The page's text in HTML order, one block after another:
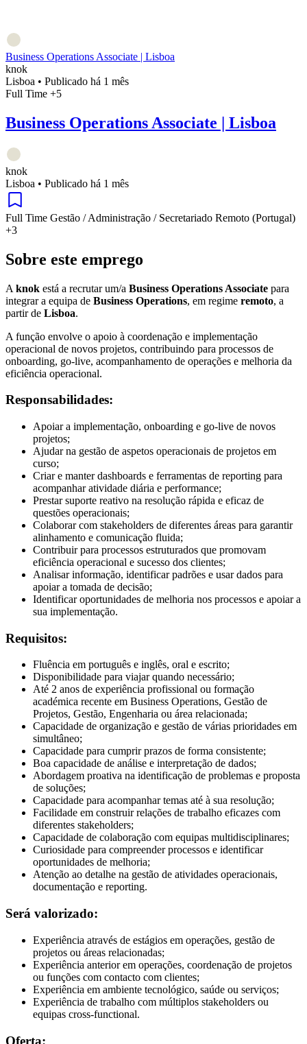
Business Operations Associate | Lisboa
knok
Lisboa • Publicado há 1 mês
Full Time +5
Business Operations Associate | Lisboa
knok
Lisboa • Publicado há 1 mês
Full Time Gestão / Administração / Secretariado Remoto (Portugal)
+3
Sobre este emprego
A knok está a recrutar um/a Business Operations Associate para
integrar a equipa de Business Operations, em regime remoto, a
partir de Lisboa.
A função envolve o apoio à coordenação e implementação
operacional de novos projetos, contribuindo para processos de
onboarding, go-live, acompanhamento de operações e melhoria da
eficiência operacional.
Responsabilidades:
Apoiar a implementação, onboarding e go-live de novos
projetos;
Ajudar na gestão de aspetos operacionais de projetos em
curso;
Criar e manter dashboards e ferramentas de reporting para
acompanhar atividade diária e performance;
Prestar suporte reativo na resolução rápida e eficaz de
questões operacionais;
Colaborar com stakeholders de diferentes áreas para garantir
alinhamento e comunicação fluida;
Contribuir para processos estruturados que promovam
eficiência operacional e sucesso dos clientes;
Analisar informação, identificar padrões e usar dados para
apoiar a tomada de decisão;
Identificar oportunidades de melhoria nos processos e apoiar a
sua implementação.
Requisitos:
Fluência em português e inglês, oral e escrito;
Disponibilidade para viajar quando necessário;
Até 2 anos de experiência profissional ou formação
académica recente em Business Operations, Gestão de
Projetos, Gestão, Engenharia ou área relacionada;
Capacidade de organização e gestão de várias prioridades em
simultâneo;
Capacidade para cumprir prazos de forma consistente;
Boa capacidade de análise e interpretação de dados;
Abordagem proativa na identificação de problemas e proposta
de soluções;
Capacidade para acompanhar temas até à sua resolução;
Facilidade em construir relações de trabalho eficazes com
diferentes stakeholders;
Capacidade de colaboração com equipas multidisciplinares;
Curiosidade para compreender processos e identificar
oportunidades de melhoria;
Atenção ao detalhe na gestão de atividades operacionais,
documentação e reporting.
Será valorizado:
Experiência através de estágios em operações, gestão de
projetos ou áreas relacionadas;
Experiência anterior em operações, coordenação de projetos
ou funções com contacto com clientes;
Experiência em ambiente tecnológico, saúde ou serviços;
Experiência de trabalho com múltiplos stakeholders ou
equipas cross-functional.
Oferta: